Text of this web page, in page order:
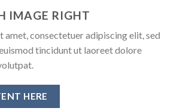
IMAGE RIGHT
amet, consectetuer adipiscing elit, sed
tincidunt ut laoreet dolore
HERE